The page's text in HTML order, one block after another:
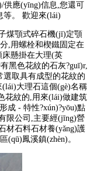
供應(yīng)信息,您還可
等。 歡迎來(lái)
煤顎式碎石機(jī)定顎
,用螺栓和楔鐵固定在
床懸掛在大理(英
黑色花紋的石灰?guī)r,
選取具有成型的花紋的
大理石這個(gè)名稱
花紋的,用來(lái)做建筑
成 - 特性?xún)?yōu)點
限公司,主要經(jīng)營
材石料石材養(yǎng)護
(qū)鳳溪鎮(zhèn)。